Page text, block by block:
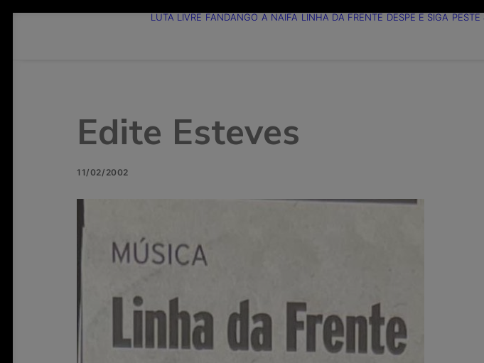
LUTA LIVRE FANDANGO A NAIFA LINHA DA FRENTE DESPE E SIGA PESTE
Edite Esteves
11/02/2002